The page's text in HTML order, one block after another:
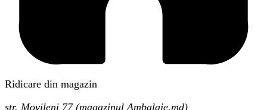
Ridicare din magazin
str. Movileni 77 (magazinul Ambalaje.md)